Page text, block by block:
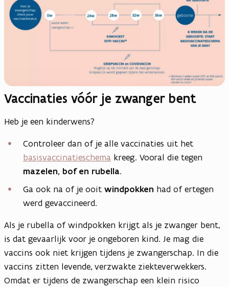
Vaccinaties vóór je zwanger bent
Heb je een kinderwens?
Controleer dan of je alle vaccinaties uit het
basisvaccinatieschema kreeg. Vooral die tegen
mazelen, bof en rubella.
Ga ook na of je ooit windpokken had of ertegen
werd gevaccineerd.
Als je rubella of windpokken krijgt als je zwanger bent,
is dat gevaarlijk voor je ongeboren kind. Je mag die
vaccins ook niet krijgen tijdens je zwangerschap. In die
vaccins zitten levende, verzwakte ziekteverwekkers.
Omdat er tijdens de zwangerschap een klein risico